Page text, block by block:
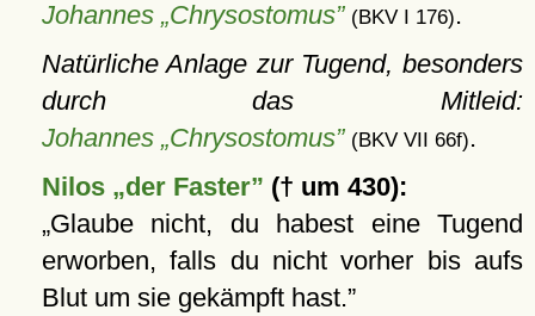
Johannes „Chrysostomus” (BKV I 176).
Natürliche Anlage zur Tugend, besonders
durch das Mitleid:
Johannes „Chrysostomus” (BKV VII 66f).
Nilos „der Faster” († um 430):
Glaube nicht, du habest eine Tugend
erworben, falls du nicht vorher bis aufs
Blut um sie gekämpft hast.